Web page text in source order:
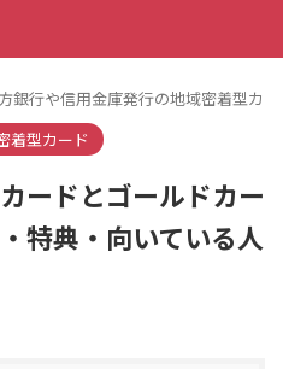
銀行や信用金庫発行の地域密着型カ
着型カード
ードとゴールドカー
特典・向いている人